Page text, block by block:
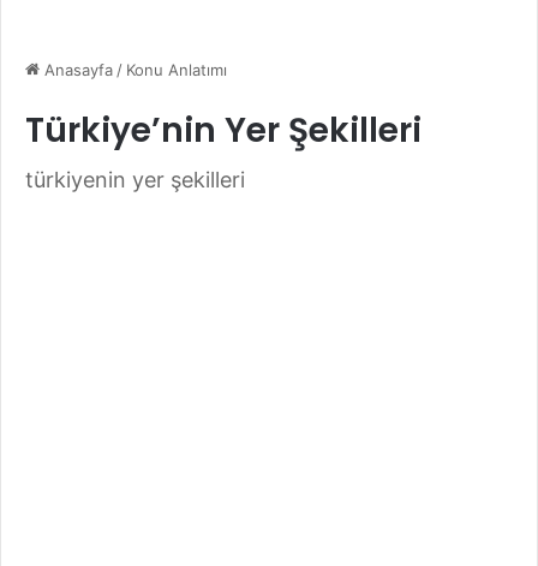
Anasayfa/ Konu Anlatımı
Türkiye’nin Yer Şekilleri
türkiyenin yer şekilleri